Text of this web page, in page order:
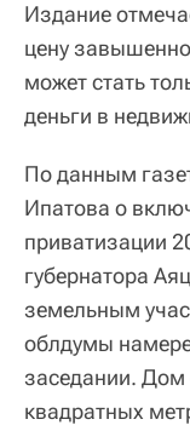
Издание
цену
может стать
деньги в
По данным
Ипатова о
приватизации
губернатора
земельным
облдумы
заседании.
квадратных